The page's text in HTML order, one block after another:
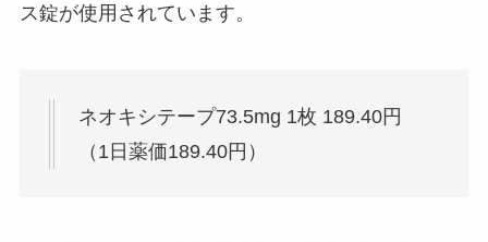
ス錠が使用されています。
ネオキシテープ73.5mg 1枚 189.40円
（1日薬価189.40円）